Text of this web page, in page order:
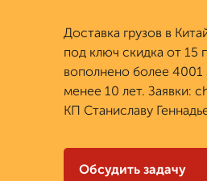
Доставка грузов в
под ключ скидка от 15
вополнено более 4001
менее 10 лет. Заявки:
КП Станиславу
Обсудить задачу